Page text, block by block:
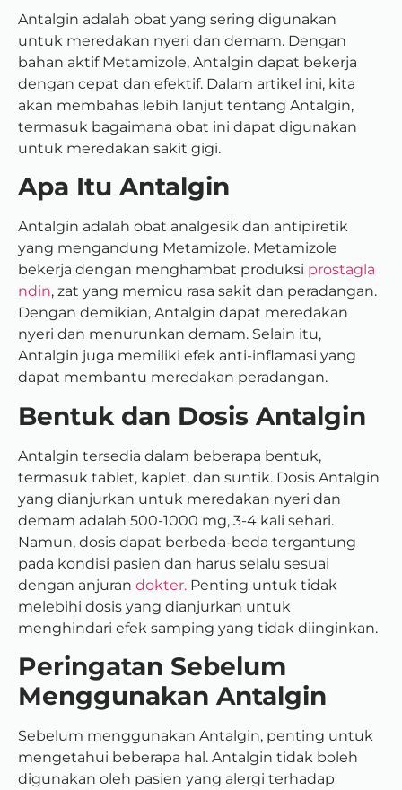
Antalgin adalah obat yang sering digunakan
untuk meredakan nyeri dan demam. Dengan
bahan aktif Metamizole, Antalgin dapat bekerja
dengan cepat dan efektif. Dalam artikel ini, kita
akan membahas lebih lanjut tentang Antalgin,
termasuk bagaimana obat ini dapat digunakan
untuk meredakan sakit gigi.
Apa Itu Antalgin
Antalgin adalah obat analgesik dan antipiretik
yang mengandung Metamizole. Metamizole
bekerja dengan menghambat produksi prostagla
ndin, zat yang memicu rasa sakit dan peradangan.
Dengan demikian, Antalgin dapat meredakan
nyeri dan menurunkan demam. Selain itu,
Antalgin juga memiliki efek anti-inflamasi yang
dapat membantu meredakan peradangan.
Bentuk dan Dosis Antalgin
Antalgin tersedia dalam beberapa bentuk,
termasuk tablet, kaplet, dan suntik. Dosis Antalgin
yang dianjurkan untuk meredakan nyeri dan
demam adalah 500-1000 mg, 3-4 kali sehari.
Namun, dosis dapat berbeda-beda tergantung
pada kondisi pasien dan harus selalu sesuai
dengan anjuran dokter. Penting untuk tidak
melebihi dosis yang dianjurkan untuk
menghindari efek samping yang tidak diinginkan.
Peringatan Sebelum
Menggunakan Antalgin
Sebelum menggunakan Antalgin, penting untuk
mengetahui beberapa hal. Antalgin tidak boleh
digunakan oleh pasien yang alergi terhadap